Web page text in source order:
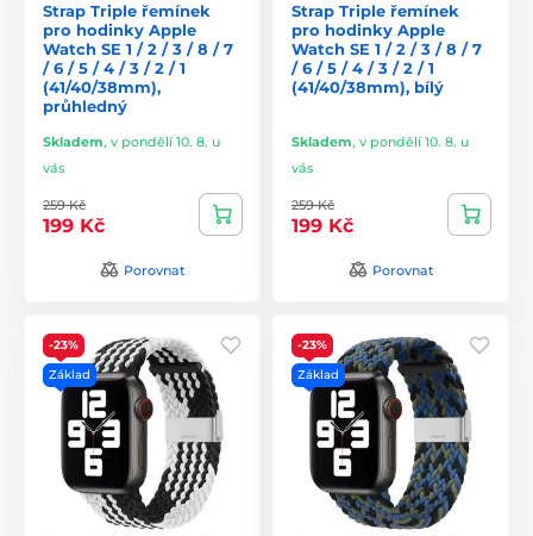
Strap Triple řemínek
pro hodinky Apple
Watch SE 1 / 2 / 3 / 8 / 7
/ 6 / 5 / 4 / 3 / 2 / 1
(41/40/38mm),
průhledný
Skladem, v pondělí 10. 8. u
vás
259 Kč
199 Kč
Porovnat
Strap Triple řemínek
pro hodinky Apple
Watch SE 1 / 2 / 3 / 8 / 7
/ 6 / 5 / 4 / 3 / 2 / 1
(41/40/38mm), bílý
Skladem, v pondělí 10. 8. u
vás
259 Kč
199 Kč
Porovnat
-23%
Základ
-23%
Základ